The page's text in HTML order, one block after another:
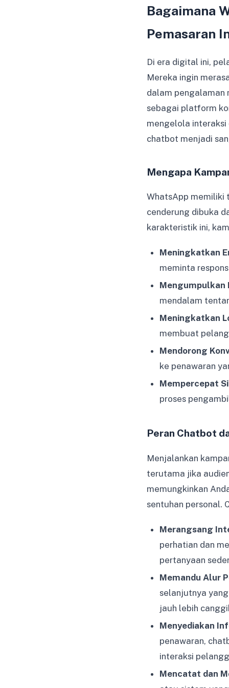
Bagaimana
Pemasaran
Di era digital ini,
Mereka ingin
dalam pengalaman
sebagai platform
mengelola interaksi
chatbot menjadi
Mengapa
WhatsApp memiliki
cenderung dibuka
karakteristik ini,
Meningkatkan
meminta
Mengumpulkan
mendalam
Meningkatkan
membuat
Mendorong
ke penawaran
Mempercepat
proses
Peran Chatbot
Menjalankan
terutama jika
memungkinkan
sentuhan personal.
Merangsang
perhatian dan
pertanyaan
Memandu Alur
selanjutnya
jauh lebih
Menyediakan
penawaran,
interaksi
Mencatat dan